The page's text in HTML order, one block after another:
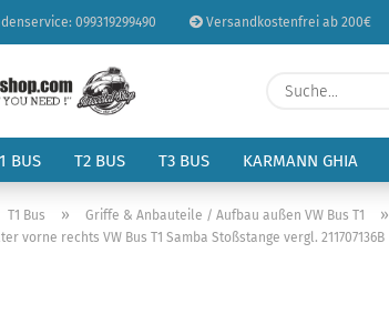
099319299490 Versandkostenfrei ab 200€
BUS T2 BUS T3 BUS KARMANN GHIA
T1 Bus » Griffe & Anbauteile / Aufbau außen VW Bus T1 »
vorne rechts VW Bus T1 Samba Stoßstange vergl. 211707136B